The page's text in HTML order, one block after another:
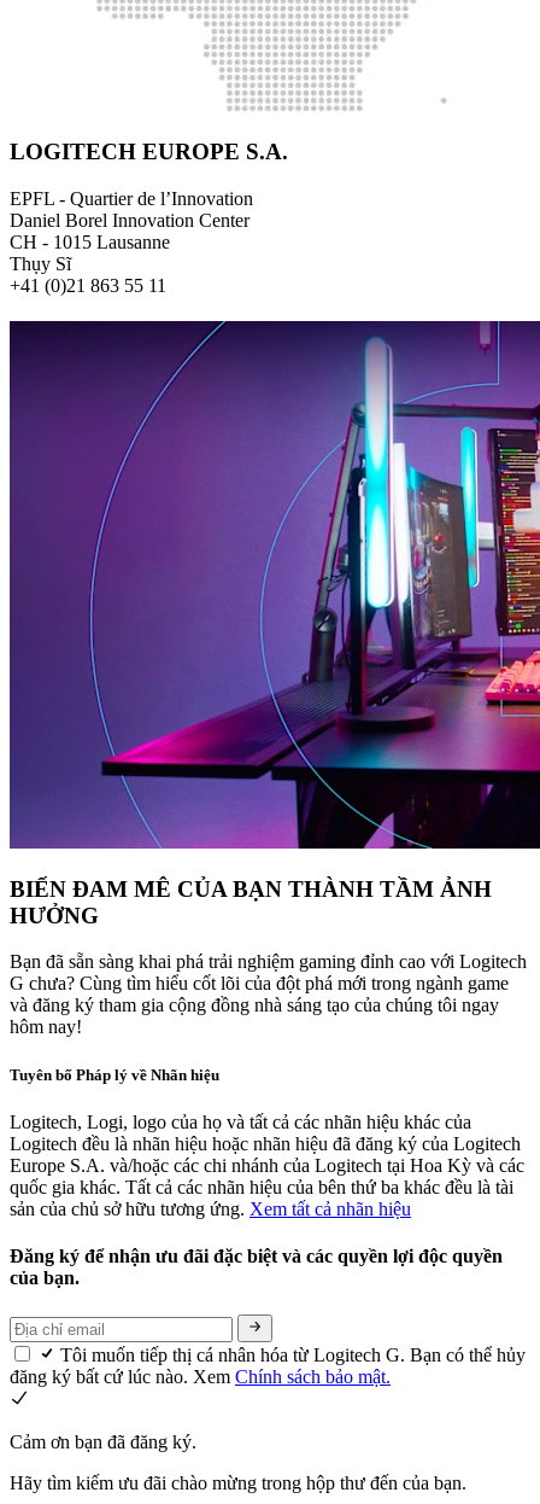
LOGITECH EUROPE S.A.
EPFL - Quartier de l’Innovation
Daniel Borel Innovation Center
CH - 1015 Lausanne
Thụy Sĩ
+41 (0)21 863 55 11
BIẾN ĐAM MÊ CỦA BẠN THÀNH TẦM ẢNH
HƯỞNG
Bạn đã sẵn sàng khai phá trải nghiệm gaming đỉnh cao với Logitech
G chưa? Cùng tìm hiểu cốt lõi của đột phá mới trong ngành game
và đăng ký tham gia cộng đồng nhà sáng tạo của chúng tôi ngay
hôm nay!
Tuyên bố Pháp lý về Nhãn hiệu
Logitech, Logi, logo của họ và tất cả các nhãn hiệu khác của
Logitech đều là nhãn hiệu hoặc nhãn hiệu đã đăng ký của Logitech
Europe S.A. và/hoặc các chi nhánh của Logitech tại Hoa Kỳ và các
quốc gia khác. Tất cả các nhãn hiệu của bên thứ ba khác đều là tài
sản của chủ sở hữu tương ứng. Xem tất cả nhãn hiệu
Đăng ký để nhận ưu đãi đặc biệt và các quyền lợi độc quyền
của bạn.
Tôi muốn tiếp thị cá nhân hóa từ Logitech G. Bạn có thể hủy
đăng ký bất cứ lúc nào. Xem Chính sách bảo mật.
Cảm ơn bạn đã đăng ký.
Hãy tìm kiếm ưu đãi chào mừng trong hộp thư đến của bạn.